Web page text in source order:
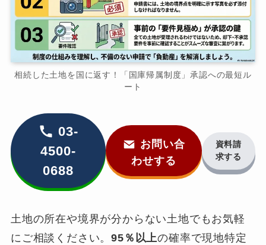
相続した土地を国に返す！「国庫帰属制度」承認への最短ル
ート
03-
4500-
0688
お問い合
わせする
資料請
求する
土地の所在や境界が分からない土地でもお気軽
にご相談ください。95％以上の確率で現地特定